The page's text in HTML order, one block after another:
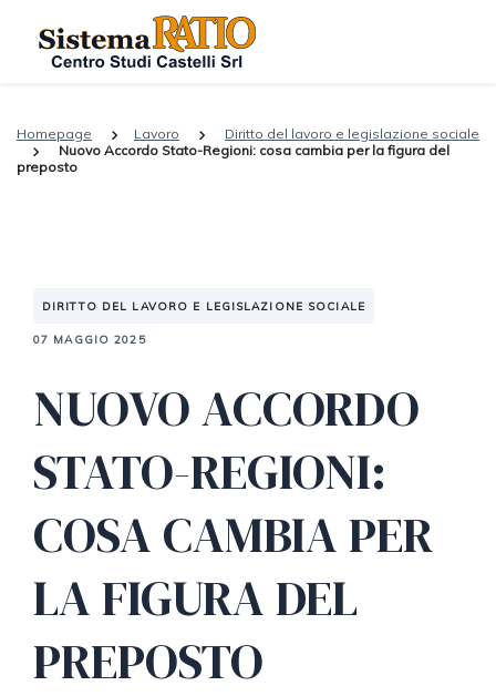
Homepage Lavoro
Diritto del lavoro e legislazione sociale
Nuovo Accordo Stato-Regioni: cosa cambia per la figura del
preposto
DIRITTO DEL LAVORO E LEGISLAZIONE SOCIALE
07 MAGGIO 2025
NUOVO ACCORDO
STATO-REGIONI:
COSA CAMBIA PER
LA FIGURA DEL
PREPOSTO